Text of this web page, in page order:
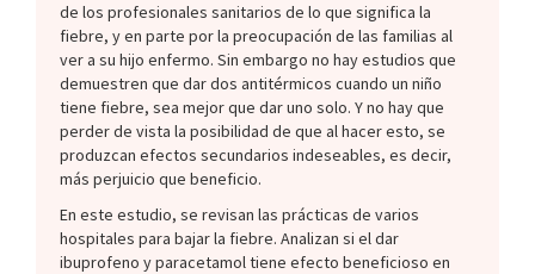
de los profesionales sanitarios de lo que significa la
fiebre, y en parte por la preocupación de las familias al
ver a su hijo enfermo. Sin embargo no hay estudios que
demuestren que dar dos antitérmicos cuando un niño
tiene fiebre, sea mejor que dar uno solo. Y no hay que
perder de vista la posibilidad de que al hacer esto, se
produzcan efectos secundarios indeseables, es decir,
más perjuicio que beneficio.
En este estudio, se revisan las prácticas de varios
hospitales para bajar la fiebre. Analizan si el dar
ibuprofeno y paracetamol tiene efecto beneficioso en